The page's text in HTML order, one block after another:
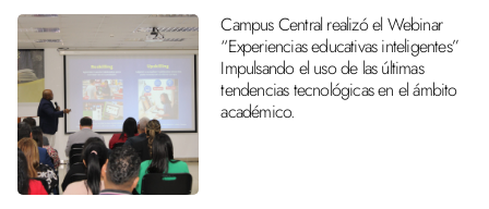
Campus Central realizó el Webinar
“Experiencias educativas inteligentes”
Impulsando el uso de las últimas
tendencias tecnológicas en el ámbito
académico.